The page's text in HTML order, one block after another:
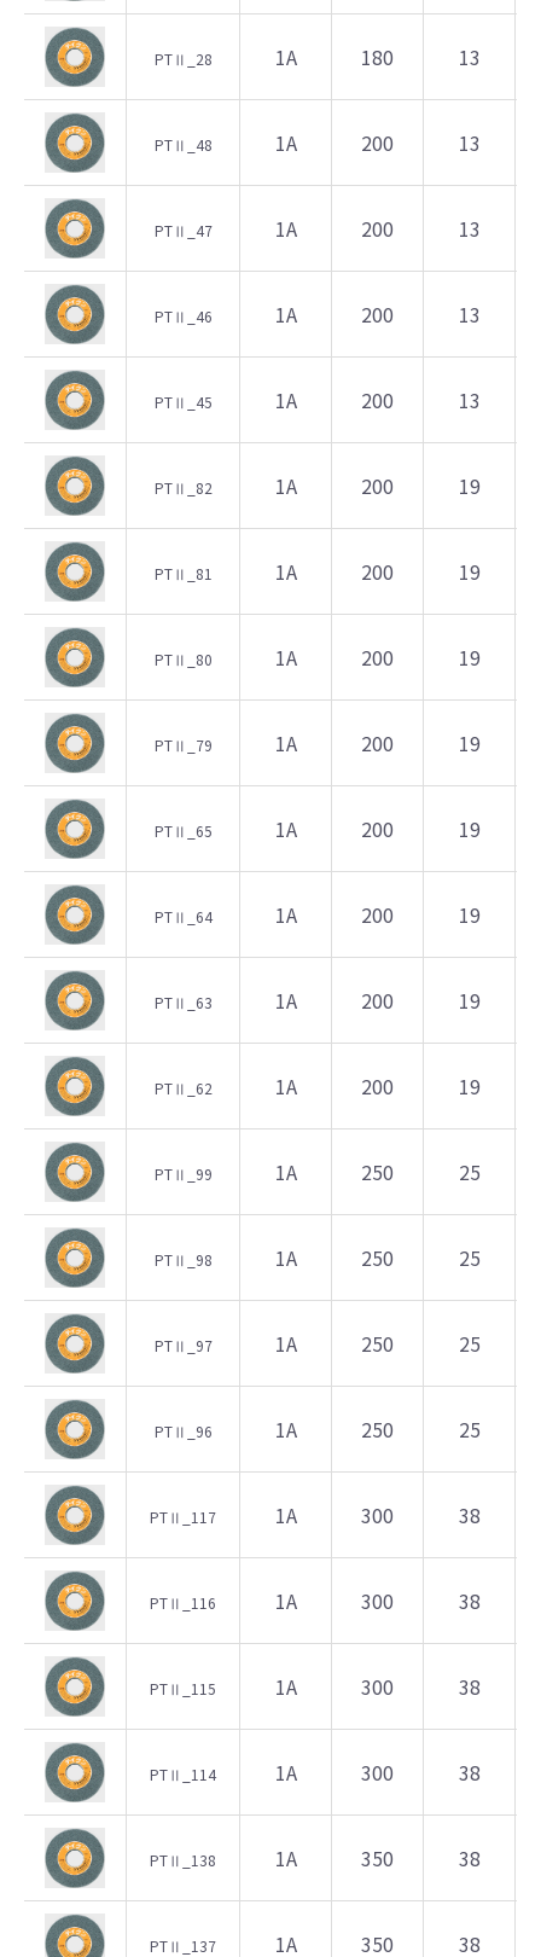
PTⅡ_28 1A 180 13
PTⅡ_48 1A 200 13
PTⅡ_47 1A 200 13
PTⅡ_46 1A 200 13
PTⅡ_45 1A 200 13
PTⅡ_82 1A 200 19
PTⅡ_81 1A 200 19
PTⅡ_80 1A 200 19
PTⅡ_79 1A 200 19
PTⅡ_65 1A 200 19
PTⅡ_64 1A 200 19
PTⅡ_63 1A 200 19
PTⅡ_62 1A 200 19
PTⅡ_99 1A 250 25
PTⅡ_98 1A 250 25
PTⅡ_97 1A 250 25
PTⅡ_96 1A 250 25
PTⅡ_117 1A 300 38
PTⅡ_116 1A 300 38
PTⅡ_115 1A 300 38
PTⅡ_114 1A 300 38
PTⅡ_138 1A 350 38
PTⅡ_137 1A 350 38